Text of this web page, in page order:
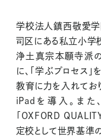
学校法人鎮西敬愛
司区にある私立小学
浄土真宗本願寺派の
に、「学ぶプロセス
教育に力を入れてお
iPadを導入。また
「OXFORD QUALITY
定校として世界基準